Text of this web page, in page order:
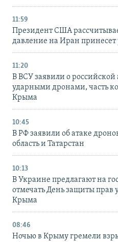
11:59
Президент США
давление на Иран принесет
11:20
В ВСУ заявили о
ударными дронами, часть
Крыма
10:45
В РФ заявили об атаке
область и Татарстан
10:13
В Украине предлагают на
отмечать День защиты
Крыма
08:46
Ночью в Крыму гремели